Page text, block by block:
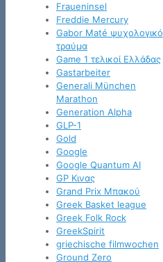
Fraueninsel
Freddie Mercury
Gabor Maté ψυχολογικό
τραύμα
Game 1 τελικοί Ελλάδας
Gastarbeiter
Generali München
Marathon
Generation Alpha
GLP-1
Gold
Google
Google Quantum AI
GP Κινας
Grand Prix Μπακού
Greek Basket league
Greek Folk Rock
GreekSpirit
griechische filmwochen
Ground Zero